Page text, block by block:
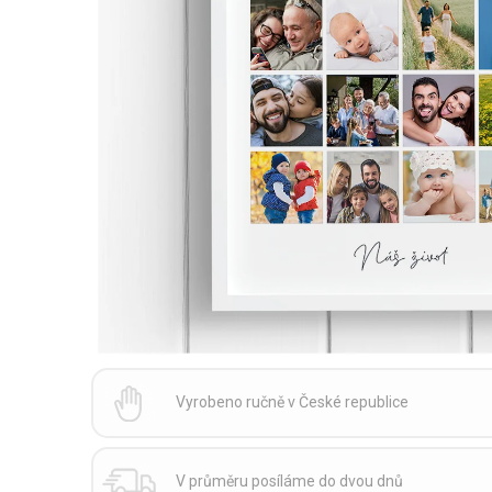
Vyrobeno ručně v České republice
V průměru posíláme do dvou dnů